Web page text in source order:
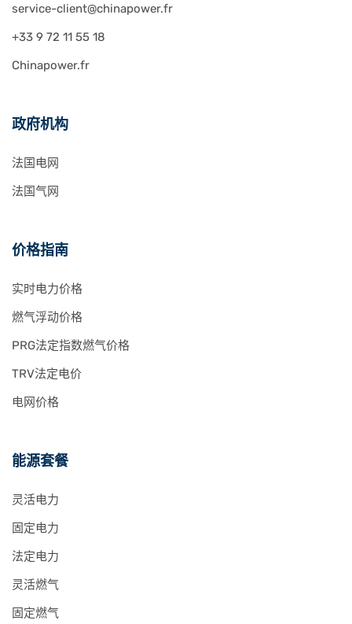
service-client@chinapower.fr
+33 9 72 11 55 18
Chinapower.fr
政府机构
法国电网
法国气网
价格指南
实时电力价格
燃气浮动价格
PRG法定指数燃气价格
TRV法定电价
电网价格
能源套餐
灵活电力
固定电力
法定电力
灵活燃气
固定燃气